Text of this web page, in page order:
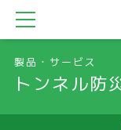
製品・サービス
トンネル防